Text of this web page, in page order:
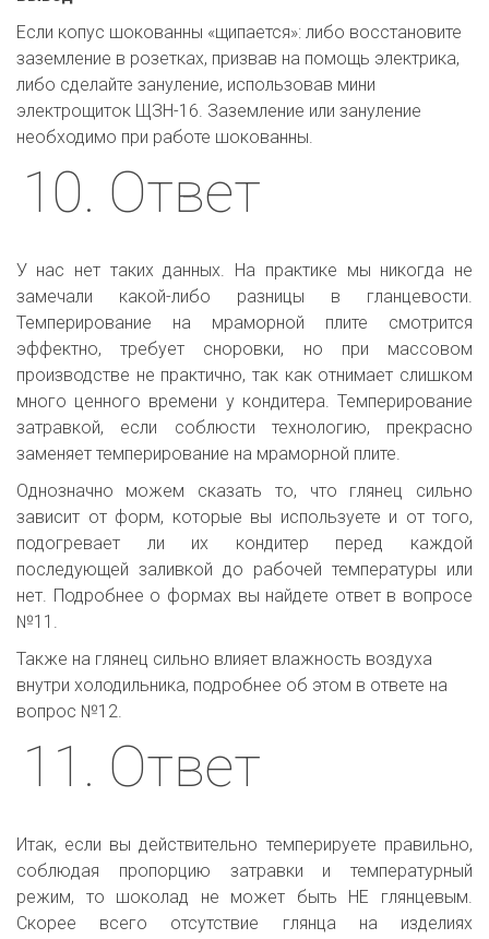
Если копус шокованны «щипается»: либо восстановите
заземление в розетках, призвав на помощь электрика,
либо сделайте зануление, использовав мини
электрощиток ЩЗН-16. Заземление или зануление
необходимо при работе шокованны.
10. Ответ
У нас нет таких данных. На практике мы никогда не
замечали какой-либо разницы в гланцевости.
Темперирование на мраморной плите смотрится
эффектно, требует сноровки, но при массовом
производстве не практично, так как отнимает слишком
много ценного времени у кондитера. Темперирование
затравкой, если соблюсти технологию, прекрасно
заменяет темперирование на мраморной плите.
Однозначно можем сказать то, что глянец сильно
зависит от форм, которые вы используете и от того,
подогревает ли их кондитер перед каждой
последующей заливкой до рабочей температуры или
нет. Подробнее о формах вы найдете ответ в вопросе
№11.
Также на глянец сильно влияет влажность воздуха
внутри холодильника, подробнее об этом в ответе на
вопрос №12.
11. Ответ
Итак, если вы действительно темперируете правильно,
соблюдая пропорцию затравки и температурный
режим, то шоколад не может быть НЕ глянцевым.
Скорее всего отсутствие глянца на изделиях